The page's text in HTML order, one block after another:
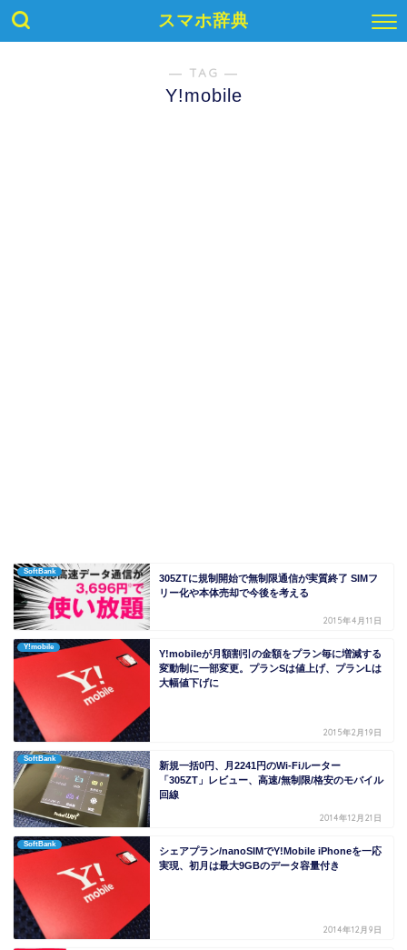
スマホ辞典
― TAG ―
Y!mobile
SoftBank
305ZTに規制開始で無制限通信が実質終了 SIMフ
リー化や本体売却で今後を考える
2015年4月11日
Y!mobile
Y!mobileが月額割引の金額をプラン毎に増減する
変動制に一部変更。プランSは値上げ、プランLは
大幅値下げに
2015年2月19日
SoftBank
新規一括0円、月2241円のWi-Fiルーター
「305ZT」レビュー、高速/無制限/格安のモバイル
回線
2014年12月21日
SoftBank
シェアプラン/nanoSIMでY!Mobile iPhoneを一応
実現、初月は最大9GBのデータ容量付き
2014年12月9日